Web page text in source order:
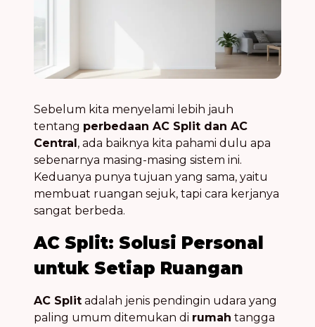
Sebelum kita menyelami lebih jauh
tentang perbedaan AC Split dan AC
Central , ada baiknya kita pahami dulu apa
sebenarnya masing-masing sistem ini.
Keduanya punya tujuan yang sama, yaitu
membuat ruangan sejuk, tapi cara kerjanya
sangat berbeda.
AC Split: Solusi Personal
untuk Setiap Ruangan
AC Split adalah jenis pendingin udara yang
paling umum ditemukan di rumah tangga